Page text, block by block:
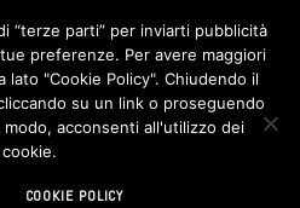
F
c
e
b
o
I
n
s
t
“terze parti” per inviarti pubblicità
preferenze. Per avere maggiori
lato "Cookie Policy". Chiudendo il
su un link o proseguendo
acconsenti all'utilizzo dei
cookie.
COOKIE POLICY